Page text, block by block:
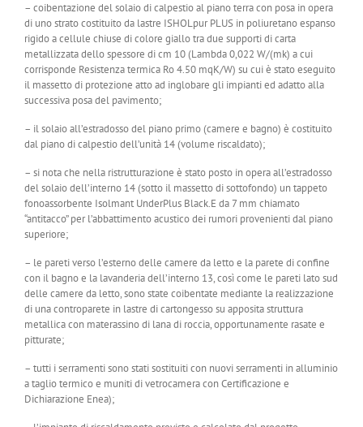
– coibentazione del solaio di calpestio al piano terra con posa in opera
di uno strato costituito da lastre ISHOLpur PLUS in poliuretano espanso
rigido a cellule chiuse di colore giallo tra due supporti di carta
metallizzata dello spessore di cm 10 (Lambda 0,022 W/(mk) a cui
corrisponde Resistenza termica Ro 4.50 mqK/W) su cui è stato eseguito
il massetto di protezione atto ad inglobare gli impianti ed adatto alla
successiva posa del pavimento;
– il solaio all’estradosso del piano primo (camere e bagno) è costituito
dal piano di calpestio dell’unità 14 (volume riscaldato);
– si nota che nella ristrutturazione è stato posto in opera all’estradosso
del solaio dell’interno 14 (sotto il massetto di sottofondo) un tappeto
fonoassorbente Isolmant UnderPlus Black.E da 7 mm chiamato
“antitacco” per l’abbattimento acustico dei rumori provenienti dal piano
superiore;
– le pareti verso l’esterno delle camere da letto e la parete di confine
con il bagno e la lavanderia dell’interno 13, così come le pareti lato sud
delle camere da letto, sono state coibentate mediante la realizzazione
di una controparete in lastre di cartongesso su apposita struttura
metallica con materassino di lana di roccia, opportunamente rasate e
pitturate;
– tutti i serramenti sono stati sostituiti con nuovi serramenti in alluminio
a taglio termico e muniti di vetrocamera con Certificazione e
Dichiarazione Enea);